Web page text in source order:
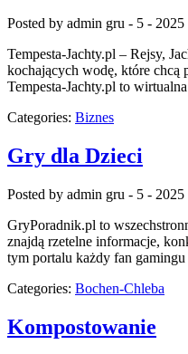
Posted by admin gru - 5 - 2025
Tempesta-Jachty.pl – Rejsy,
kochających wodę, które chcą
Tempesta-Jachty.pl to
Categories: Biznes
Gry dla Dzieci
Posted by admin gru - 5 - 2025
GryPoradnik.pl to
znajdą rzetelne informacje,
tym portalu każdy fan
Categories: Bochen-Chleba
Kompostowanie